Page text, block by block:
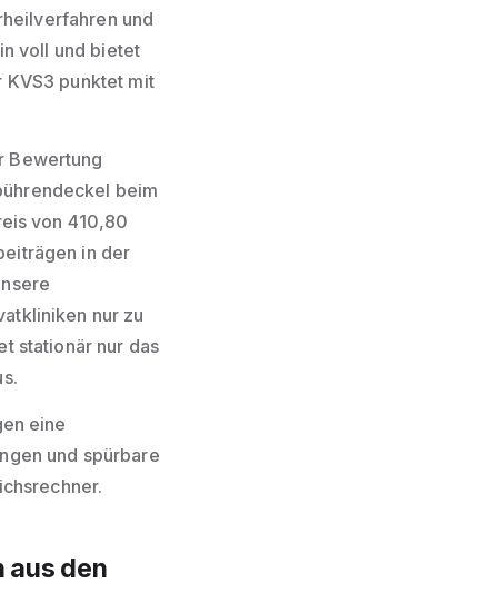
und
voll und bietet
KVS3 punktet mit
Bewertung
beim
von 410,80
in der
nur zu
stationär nur das
eine
und spürbare
aus den